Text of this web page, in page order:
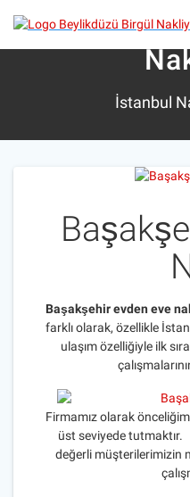
İstanbul
Başakşehir evden eve
farklı olarak, özellikle
ulaşım özelliğiyle ilk
Firmamız olarak
üst seviyede
değerli müşterilerimizin